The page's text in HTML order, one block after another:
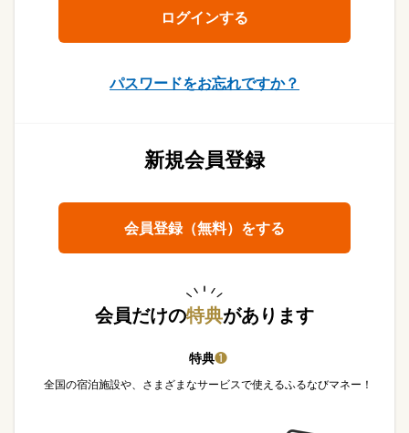
パスワードをお忘れですか？
新規会員登録
会員登録（無料）をする
会員だけの特典があります
特典❶
全国の宿泊施設や、さまざまなサービスで使えるふるなびマネー！